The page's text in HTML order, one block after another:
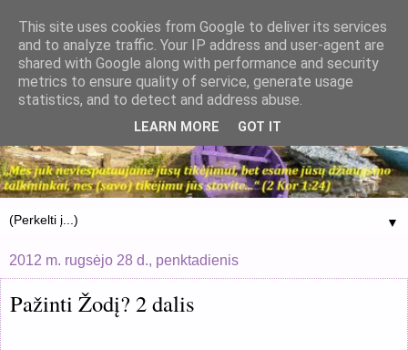
▼
2012 m. rugsėjo 28 d., penktadienis
Pažinti Žodį? 2 dalis
This site uses cookies from Google to deliver its services
and to analyze traffic. Your IP address and user-agent are
shared with Google along with performance and security
metrics to ensure quality of service, generate usage
statistics, and to detect and address abuse.
LEARN MORE GOT IT